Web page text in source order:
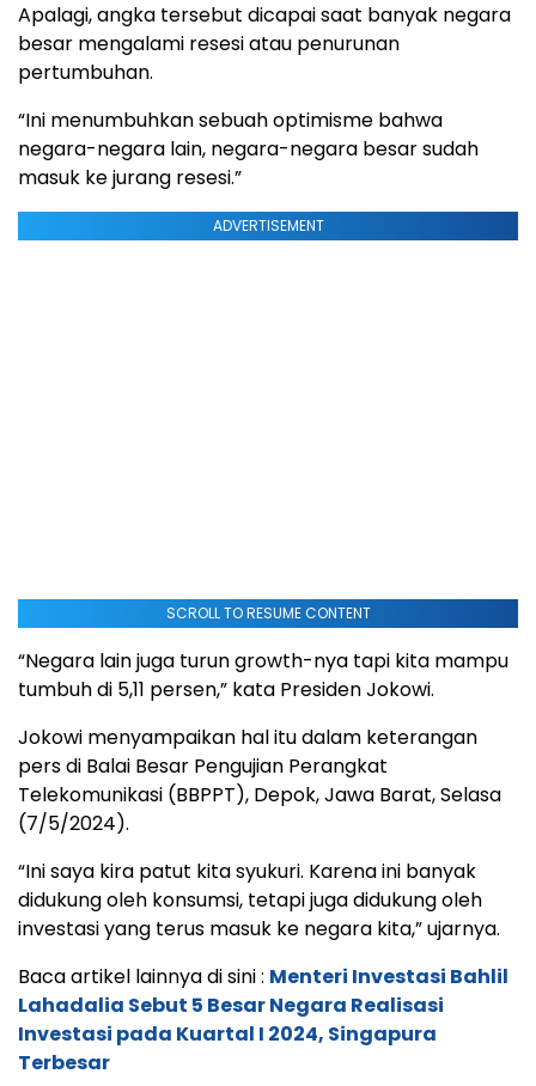
Apalagi, angka tersebut dicapai saat banyak negara
besar mengalami resesi atau penurunan
pertumbuhan.
“Ini menumbuhkan sebuah optimisme bahwa
negara-negara lain, negara-negara besar sudah
masuk ke jurang resesi.”
ADVERTISEMENT
SCROLL TO RESUME CONTENT
“Negara lain juga turun growth-nya tapi kita mampu
tumbuh di 5,11 persen,” kata Presiden Jokowi.
Jokowi menyampaikan hal itu dalam keterangan
pers di Balai Besar Pengujian Perangkat
Telekomunikasi (BBPPT), Depok, Jawa Barat, Selasa
(7/5/2024).
“Ini saya kira patut kita syukuri. Karena ini banyak
didukung oleh konsumsi, tetapi juga didukung oleh
investasi yang terus masuk ke negara kita,” ujarnya.
Baca artikel lainnya di sini : Menteri Investasi Bahlil
Lahadalia Sebut 5 Besar Negara Realisasi
Investasi pada Kuartal I 2024, Singapura
Terbesar